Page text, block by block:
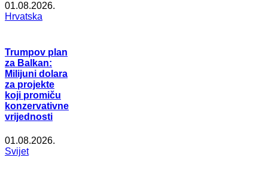
01.08.2026.
Hrvatska
Trumpov plan
za Balkan:
Milijuni dolara
za projekte
koji promiču
konzervativne
vrijednosti
01.08.2026.
Svijet